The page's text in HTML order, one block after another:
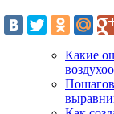
Какие